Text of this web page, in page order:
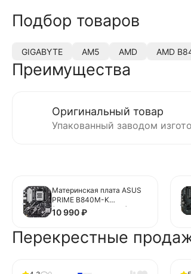
Подбор товаров
GIGABYTE AM5 AMD AMD
Преимущества
Оригинальный товар
Упакованный заводом
Материнская плата ASUS
PRIME B840M-K
(90MB1PK0-M0EAY0)
10 990₽
Перекрестные